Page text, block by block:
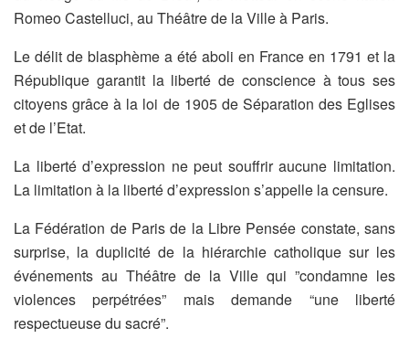
Romeo Castelluci, au Théâtre de la Ville à Paris.
Le délit de blasphème a été aboli en France en 1791 et la
République garantit la liberté de conscience à tous ses
citoyens grâce à la loi de 1905 de Séparation des Eglises
et de l’Etat.
La liberté d’expression ne peut souffrir aucune limitation.
La limitation à la liberté d’expression s’appelle la censure.
La Fédération de Paris de la Libre Pensée constate, sans
surprise, la duplicité de la hiérarchie catholique sur les
événements au Théâtre de la Ville qui ”condamne les
violences perpétrées” mais demande “une liberté
respectueuse du sacré”.